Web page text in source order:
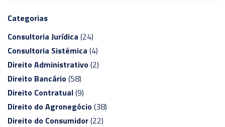
Categorias
Consultoria Jurídica (24)
Consultoria Sistêmica (4)
Direito Administrativo(2)
Direito Bancário(58)
Direito Contratual(9)
Direito do Agronegócio(38)
Direito do Consumidor(22)